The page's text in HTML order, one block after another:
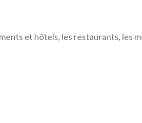
et hôtels, les restaurants, les